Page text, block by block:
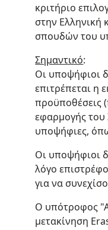
κριτήριο
στην Ελληνική
σπουδών του
Σημαντικό:
Οι υποψήφιοι
επιτρέπεται η
προϋποθέσεις
εφαρμογής του
υποψήφιες,
Οι υποψήφιοι
λόγο
για να
Ο υπότροφος
μετακίνηση